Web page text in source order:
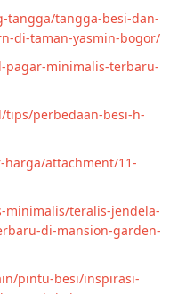
tangga/tangga-besi-dan-
di-taman-yasmin-bogor/
pagar-minimalis-terbaru-
tips/perbedaan-besi-h-
attachment/11-
minimalis/teralis-jendela-
di-mansion-garden-
pintu-besi/inspirasi-